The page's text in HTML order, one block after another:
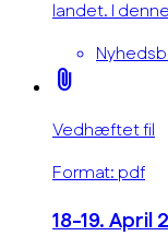
landet. I
attach_file
Vedhæftet fil
Format: pdf
18-19. April